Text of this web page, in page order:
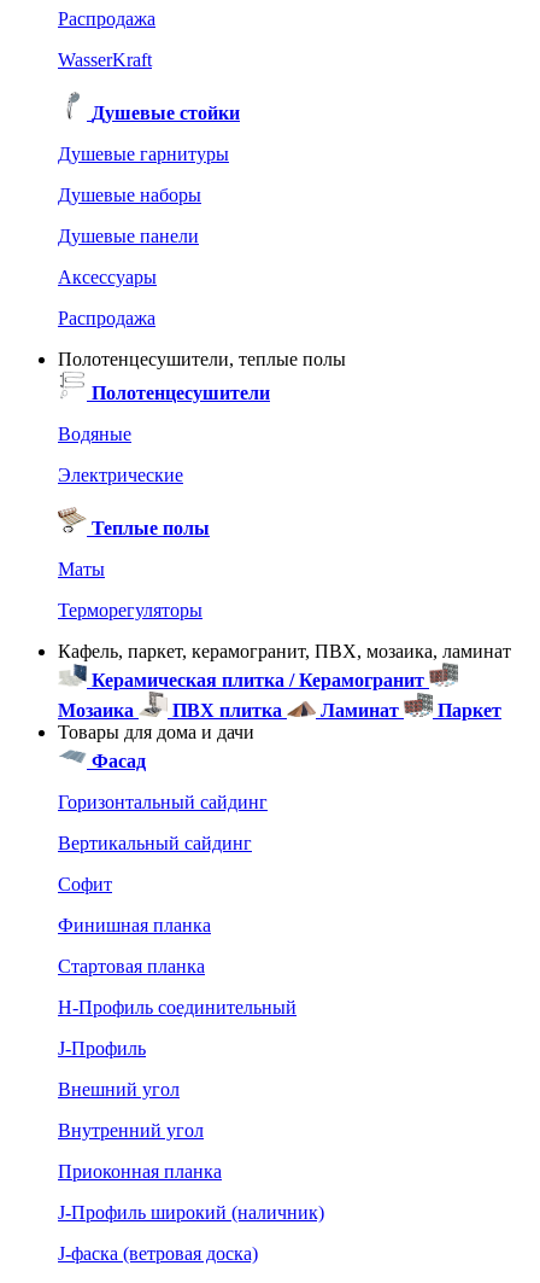
Распродажа
WasserKraft
Душевые стойки
Душевые гарнитуры
Душевые наборы
Душевые панели
Аксессуары
Распродажа
Полотенцесушители, теплые полы
Полотенцесушители
Водяные
Электрические
Теплые полы
Маты
Терморегуляторы
Кафель, паркет, керамогранит, ПВХ, мозаика, ламинат
Керамическая плитка / Керамогранит
Мозаика
ПВХ плитка Ламинат
Паркет
Товары для дома и дачи
Фасад
Горизонтальный сайдинг
Вертикальный сайдинг
Софит
Финишная планка
Стартовая планка
Н-Профиль соединительный
J-Профиль
Внешний угол
Внутренний угол
Приоконная планка
J-Профиль широкий (наличник)
J-фаска (ветровая доска)